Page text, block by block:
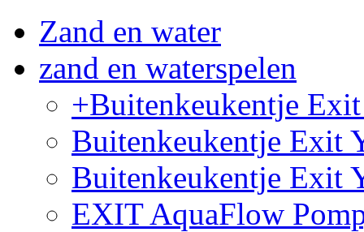
Zand en water
zand en waterspelen
+Buitenkeukentje
Buitenkeukentje Exit
Buitenkeukentje Exit
EXIT AquaFlow